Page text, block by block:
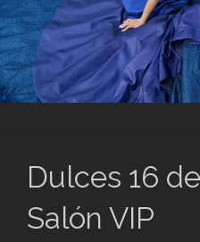
Dulces 16
Salón VIP